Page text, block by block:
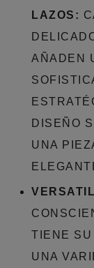
LAZOS:
AÑADEN
DISEÑO
UNA
TIENE SU
UNA